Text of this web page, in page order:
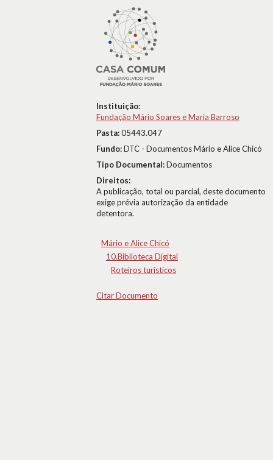
Instituição:
Fundação Mário Soares e Maria Barroso
Pasta:05443.047
Fundo:DTC - Documentos Mário e Alice Chicó
Tipo Documental:Documentos
Direitos:
A publicação, total ou parcial, deste documento
exige prévia autorização da entidade
detentora.
Mário e Alice Chicó
10.Biblioteca Digital
Roteiros turísticos
Citar Documento